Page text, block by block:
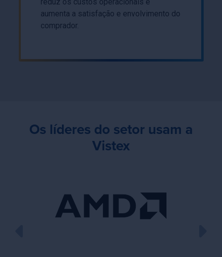
reduz os custos operacionais e
aumenta a satisfação e envolvimento do
comprador.
Os líderes do setor usam a
Vistex